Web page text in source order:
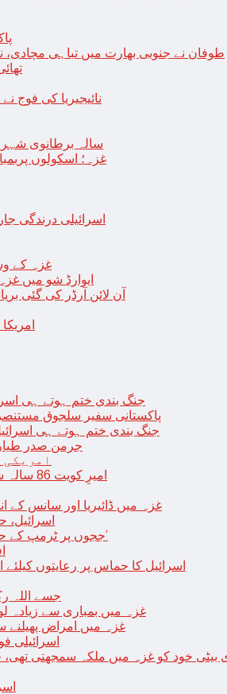
طوفان نے جنوبی بھارت میں تباہی مچادی،
نائیجیریا کی فوج نے
19 سالہ برطانوی
غزہ؛ اسکولوں پربمباری سے50 شہید، درجنوں اسرائیلی
اسرائیلی درندگی
غزہ کے
“ایوارڈ شو میں
آن لائن آرڈر کی گئی
امریکا
جنگ بندی ختم ہوتے ہی اسرئیل
پاکستانی سفیر سلجوق
جنگ بندی ختم ہوتے ہی اسرائیل کے
جرمن صدر
امیرِ کویت 86 سالہ شیخ نواف الاحمد کی اچانک طبیعت بگڑ گئی؛ اسپتال میں داخل
غزہ میں ڈائیریا اور سانس کے
‘ججوں پر ٹرمپ کے حملے روکنے کا واحد طریقہ ہے کہ انہیں جیل میں ڈال دیا جائے’
اسرائیل کا حماس پر رعایتوں
جسے اللہ رکھے؛
غزہ میں بمباری سے
غزہ میں امراض
اسرائیلی
بیٹی خود کو غزہ میں ملکہ سمجھتی